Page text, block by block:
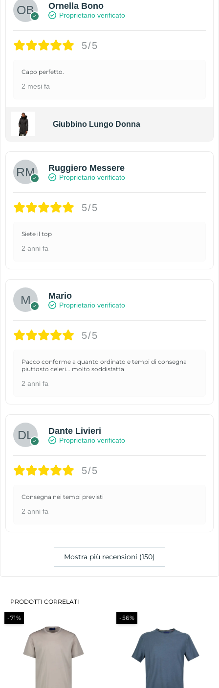
Ornella Bono
Proprietario verificato
5/5
Capo perfetto.
2 mesi fa
Giubbino Lungo Donna
Ruggiero Messere
Proprietario verificato
5/5
Siete il top
2 anni fa
Mario
Proprietario verificato
5/5
Pacco conforme a quanto ordinato e tempi di consegna
piuttosto celeri... molto soddisfatta
2 anni fa
Dante Livieri
Proprietario verificato
5/5
Consegna nei tempi previsti
2 anni fa
Mostra più recensioni (150)
PRODOTTI CORRELATI
-71% -56%